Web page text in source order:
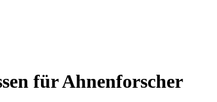
für Ahnenforscher